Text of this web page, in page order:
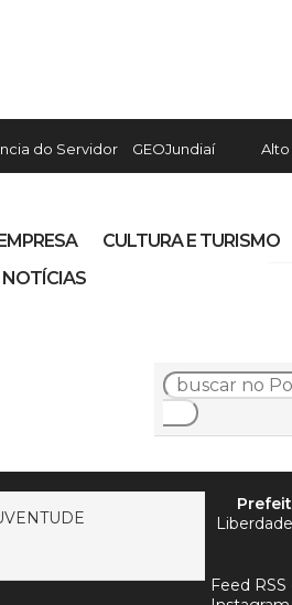
do Servidor GEOJundiaí
EMPRESA
CULTURA E TURISMO
NOTÍCIAS
Feed